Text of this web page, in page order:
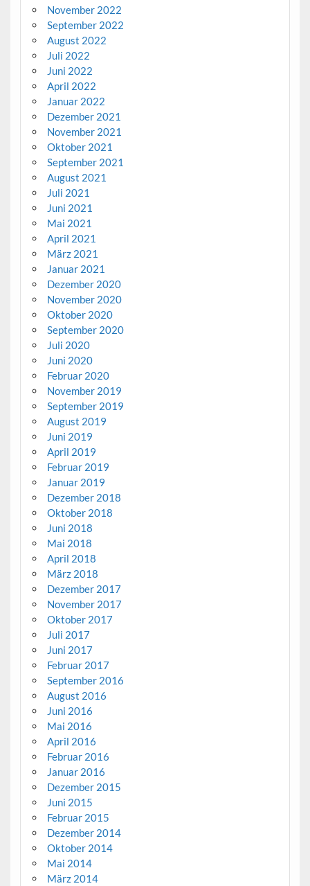
November 2022
September 2022
August 2022
Juli 2022
Juni 2022
April 2022
Januar 2022
Dezember 2021
November 2021
Oktober 2021
September 2021
August 2021
Juli 2021
Juni 2021
Mai 2021
April 2021
März 2021
Januar 2021
Dezember 2020
November 2020
Oktober 2020
September 2020
Juli 2020
Juni 2020
Februar 2020
November 2019
September 2019
August 2019
Juni 2019
April 2019
Februar 2019
Januar 2019
Dezember 2018
Oktober 2018
Juni 2018
Mai 2018
April 2018
März 2018
Dezember 2017
November 2017
Oktober 2017
Juli 2017
Juni 2017
Februar 2017
September 2016
August 2016
Juni 2016
Mai 2016
April 2016
Februar 2016
Januar 2016
Dezember 2015
Juni 2015
Februar 2015
Dezember 2014
Oktober 2014
Mai 2014
März 2014